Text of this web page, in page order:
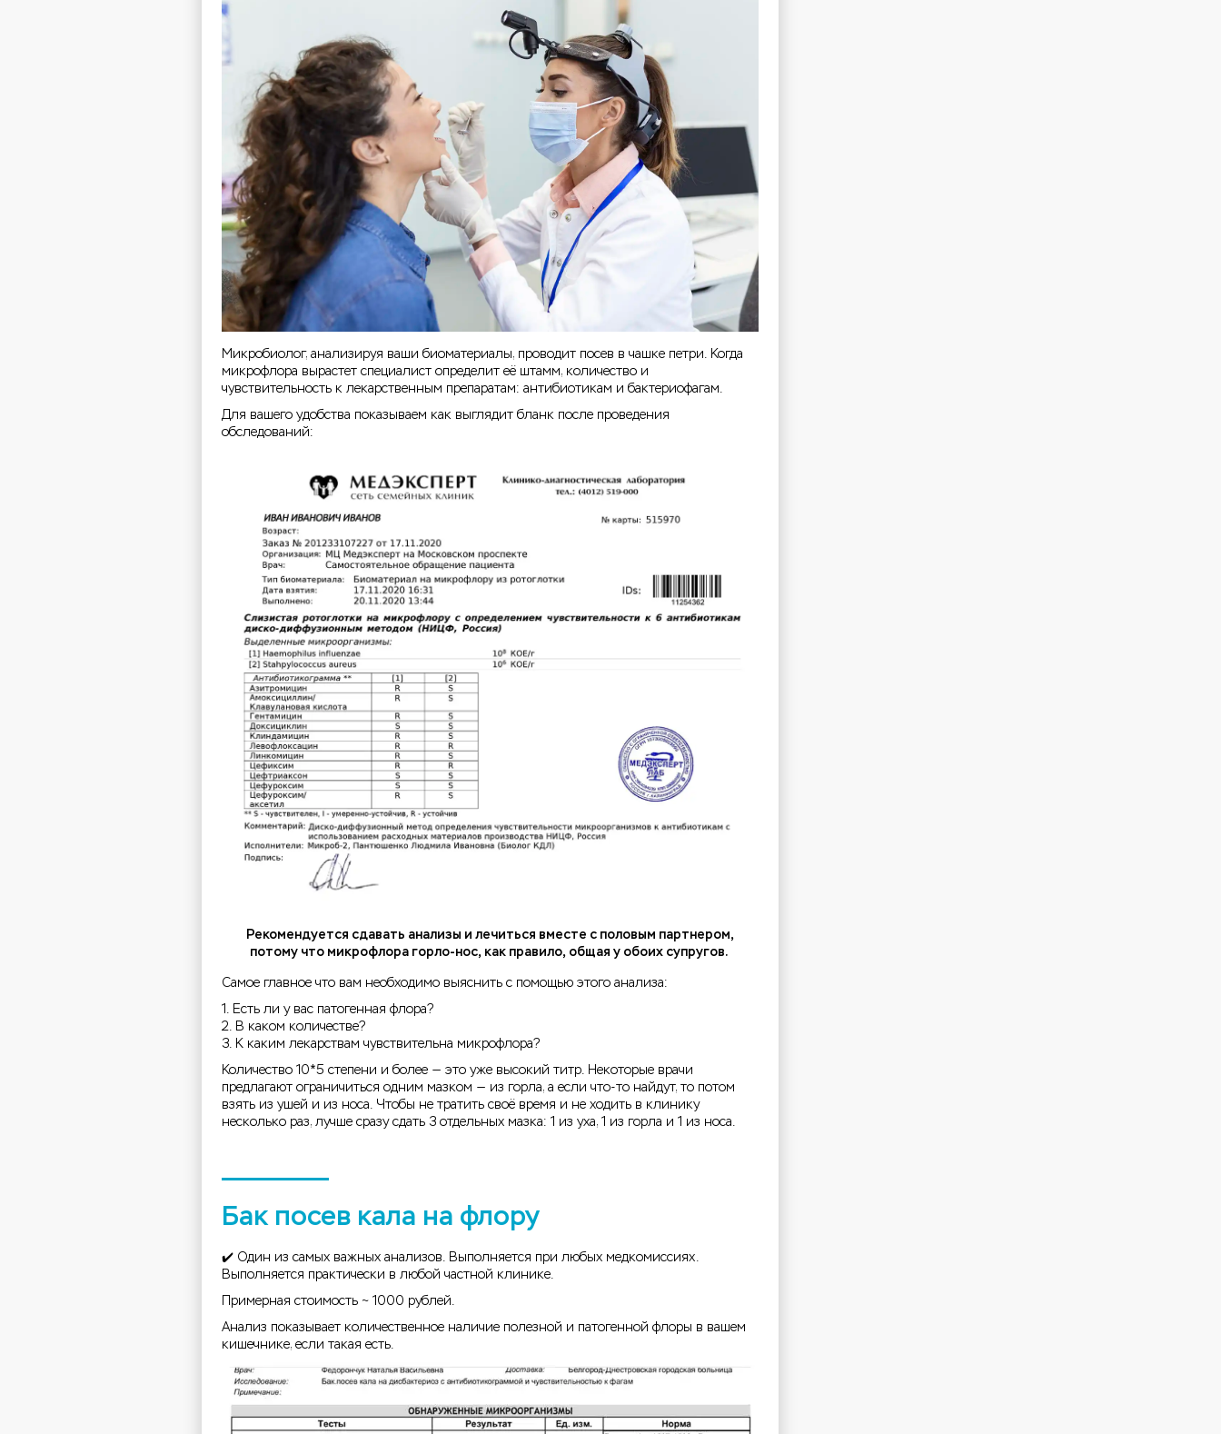
Микробиолог, анализируя ваши биоматериалы, проводит посев в чашке петри. Когда
микрофлора вырастет специалист определит её штамм, количество и
чувствительность к лекарственным препаратам: антибиотикам и бактериофагам.
Для вашего удобства показываем как выглядит бланк после проведения
обследований:
Рекомендуется сдавать анализы и лечиться вместе с половым партнером,
потому что микрофлора горло-нос, как правило, общая у обоих супругов.
Самое главное что вам необходимо выяснить с помощью этого анализа:
1. Есть ли у вас патогенная флора?
2. В каком количестве?
3. К каким лекарствам чувствительна микрофлора?
Количество 10*5 степени и более — это уже высокий титр. Некоторые врачи
предлагают ограничиться одним мазком — из горла, а если что-то найдут, то потом
взять из ушей и из носа. Чтобы не тратить своё время и не ходить в клинику
несколько раз, лучше сразу сдать 3 отдельных мазка: 1 из уха, 1 из горла и 1 из носа.
Бак посев кала на флору
✔️ Один из самых важных анализов. Выполняется при любых медкомиссиях.
Выполняется практически в любой частной клинике.
Примерная стоимость ~ 1000 рублей.
Анализ показывает количественное наличие полезной и патогенной флоры в вашем
кишечнике, если такая есть.